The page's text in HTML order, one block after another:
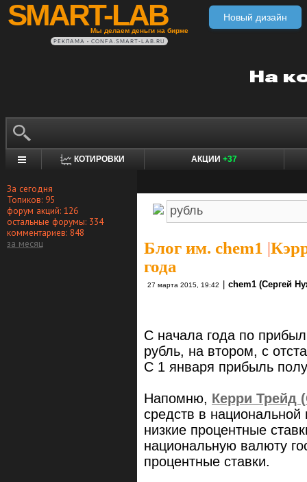
SMART-LAB
Мы делаем деньги на бирже
Новый дизайн
РЕКЛАМА • CONFA.SMART-LAB.RU
КОТИРОВКИ АКЦИИ +37
За сегодня
Топиков: 95
форум акций: 126
остальные форумы: 334
комментариев: 848
за месяц
Блог им. chem1 |
года
27 марта 2015, 19:42 chem1 (Сергей
С начала года по
рубль, на втором, с
С 1 января прибыль
Напомню, Керри Трейд (
средств в национальной
низкие процентные
национальную валюту
процентные ставки.